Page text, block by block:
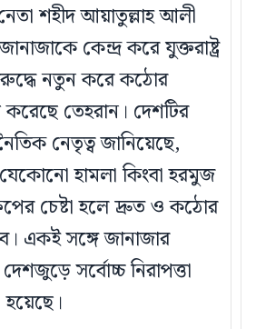
শহীদ আয়াতুল্লাহ আলী
জানাজাকে কেন্দ্র করে যুক্তরাষ্ট্র
নতুন করে কঠোর
করেছে তেহরান। দেশটির
নেতৃত্ব জানিয়েছে,
যেকোনো হামলা কিংবা হরমুজ
চেষ্টা হলে দ্রুত ও কঠোর
একই সঙ্গে জানাজার
সর্বোচ্চ নিরাপত্তা
হয়েছে।